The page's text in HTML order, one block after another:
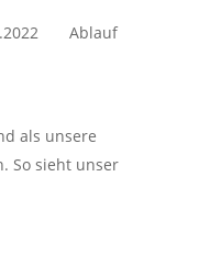
Ablauf
als unsere
So sieht unser